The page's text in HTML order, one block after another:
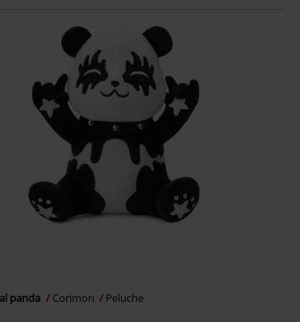
panda Corimori Peluche